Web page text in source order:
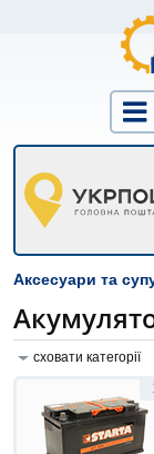
Аксесуари та
сховати категорії